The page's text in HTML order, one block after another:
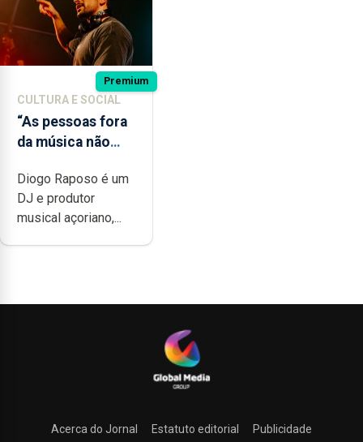
Premium
CULTURA E SOCIAL
“As pessoas fora
da música não
quão difícil é
produzir uma
música”
Diogo Raposo é um
DJ e produtor
musical açoriano,...
Acerca do Jornal Estatuto editorial Publicidade